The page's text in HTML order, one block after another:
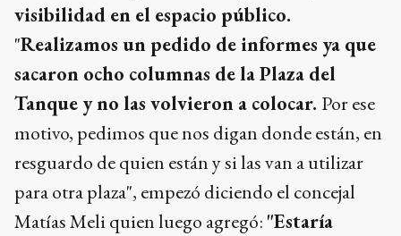
visibilidad en el espacio público.
"Realizamos un pedido de informes ya que
sacaron ocho columnas de la Plaza del
Tanque y no las volvieron a colocar. Por ese
motivo, pedimos que nos digan donde están, en
resguardo de quien están y si las van a utilizar
para otra plaza", empezó diciendo el concejal
Matías Meli quien luego agregó: "Estaría